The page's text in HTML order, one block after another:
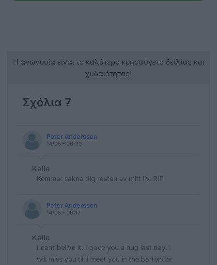
Η ανωνυμία είναι το καλύτερο κρησφύγετο δειλίας και
χυδαιότητας!
Σχόλια 7
Peter Andersson
14/05 - 00:39
Kalle
Kommer sakna dig resten av mitt liv. RIP
Peter Andersson
14/05 - 00:17
Kalle
I cant belive it. I gave you a hug last day. I
will miss you till i meet you in the bartender